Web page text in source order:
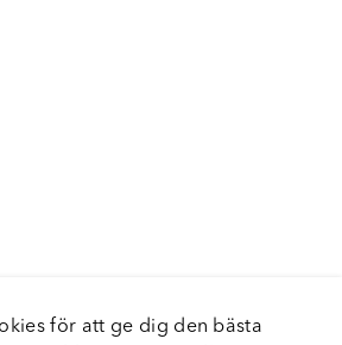
för att ge dig den bästa